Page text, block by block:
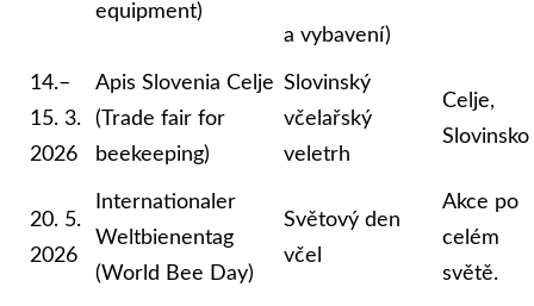
equipment)
a vybavení)
14.–
15. 3.
2026
Apis Slovenia Celje
(Trade fair for
beekeeping)
Slovinský
včelařský
veletrh
Celje,
Slovinsko
20. 5.
2026
Internationaler
Weltbienentag
(World Bee Day)
Světový den
včel
Akce po
celém
světě.